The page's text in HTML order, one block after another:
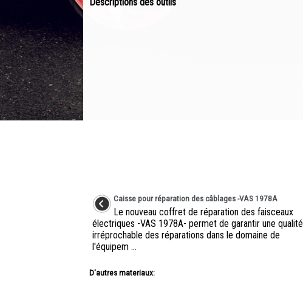
Descriptions des outils
Caisse pour réparation des câblages -VAS 1978A
Le nouveau coffret de réparation des faisceaux
électriques -VAS 1978A- permet de garantir une qualité
irréprochable des réparations dans le domaine de
l'équipem ...
D'autres materiaux: